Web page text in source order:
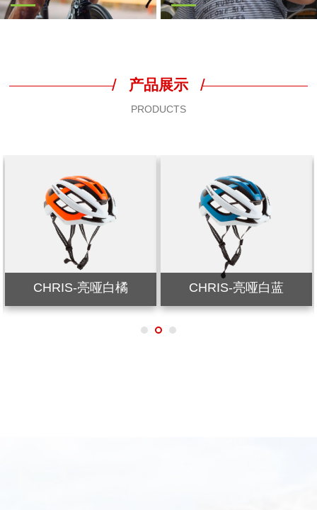
/ 产品展示 /
PRODUCTS
CHRIS-亮哑白橘 CHRIS-亮哑白蓝